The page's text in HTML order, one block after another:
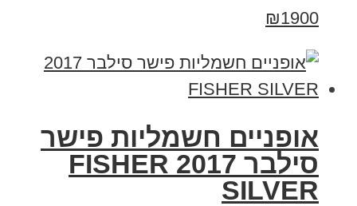
₪1900
אופניים חשמליות פישר
סילבר 2017 FISHER
SILVER